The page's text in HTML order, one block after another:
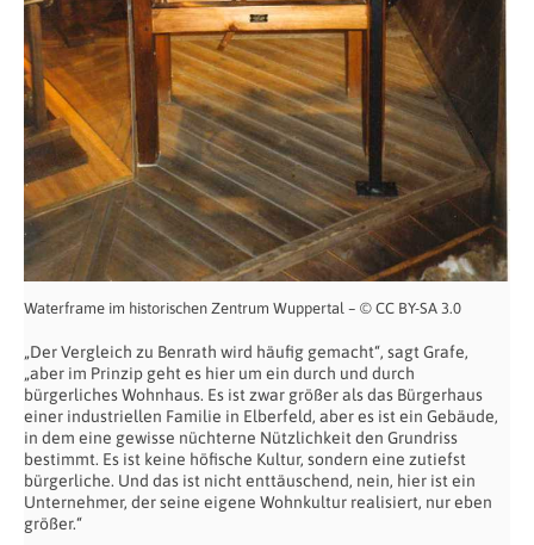
Waterframe im historischen Zentrum Wuppertal – © CC BY-SA 3.0
„Der Vergleich zu Benrath wird häufig gemacht“, sagt Grafe,
„aber im Prinzip geht es hier um ein durch und durch
bürgerliches Wohnhaus. Es ist zwar größer als das Bürgerhaus
einer industriellen Familie in Elberfeld, aber es ist ein Gebäude,
in dem eine gewisse nüchterne Nützlichkeit den Grundriss
bestimmt. Es ist keine höfische Kultur, sondern eine zutiefst
bürgerliche. Und das ist nicht enttäuschend, nein, hier ist ein
Unternehmer, der seine eigene Wohnkultur realisiert, nur eben
größer.“